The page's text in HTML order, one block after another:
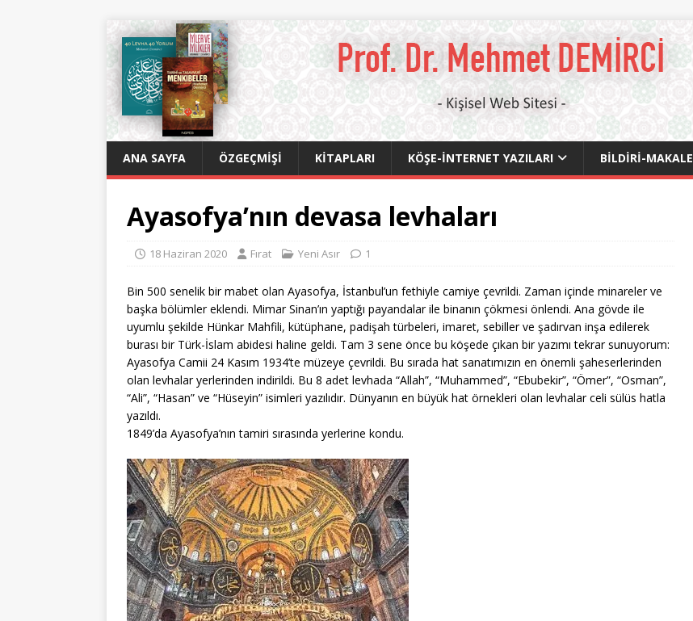
ANA SAYFA ÖZGEÇMIŞI KITAPLARI KÖŞE-İNTERNET YAZILARI BILDIRI-MAKALE
Ayasofya’nın devasa levhaları
18 Haziran 2020 Fırat Yeni Asır 1
Bin 500 senelik bir mabet olan Ayasofya, İstanbul’un fethiyle camiye çevrildi. Zaman içinde minareler ve
başka bölümler eklendi. Mimar Sinan’ın yaptığı payandalar ile binanın çökmesi önlendi. Ana gövde ile
uyumlu şekilde Hünkar Mahfili, kütüphane, padişah türbeleri, imaret, sebiller ve şadırvan inşa edilerek
burası bir Türk-İslam abidesi haline geldi. Tam 3 sene önce bu köşede çıkan bir yazımı tekrar sunuyorum:
Ayasofya Camii 24 Kasım 1934’te müzeye çevrildi. Bu sırada hat sanatımızın en önemli şaheserlerinden
olan levhalar yerlerinden indirildi. Bu 8 adet levhada “Allah”, “Muhammed”, “Ebubekir”, “Ömer”, “Osman”,
“Ali”, “Hasan” ve “Hüseyin” isimleri yazılıdır. Dünyanın en büyük hat örnekleri olan levhalar celi sülüs hatla
yazıldı.
1849’da Ayasofya’nın tamiri sırasında yerlerine kondu.